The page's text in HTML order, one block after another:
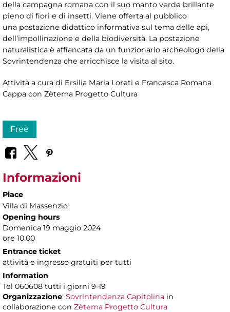
della campagna romana con il suo manto verde brillante
pieno di fiori e di insetti. Viene offerta al pubblico
una postazione didattico informativa sul tema delle api,
dell’impollinazione e della biodiversità. La postazione
naturalistica è affiancata da un funzionario archeologo della
Sovrintendenza che arricchisce la visita al sito.
Attività a cura di Ersilia Maria Loreti e Francesca Romana
Cappa con Zètema Progetto Cultura
Free
Informazioni
Place
Villa di Massenzio
Opening hours
Domenica 19 maggio 2024
ore 10.00
Entrance ticket
attività e ingresso gratuiti per tutti
Information
Tel 060608 tutti i giorni 9-19
Organizzazione: Sovrintendenza Capitolina in
collaborazione con Zètema Progetto Cultura